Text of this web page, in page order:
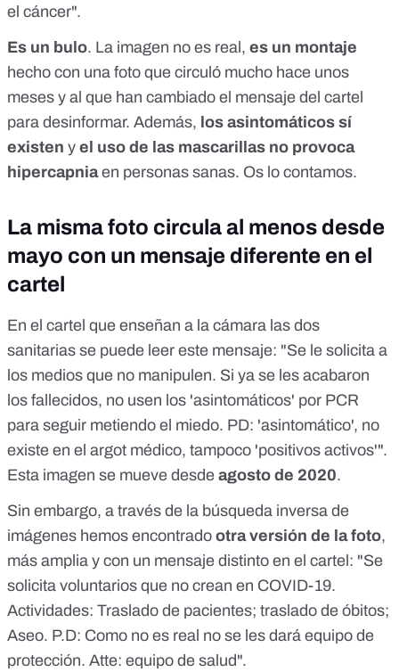
nan&oacute;metros de tama&ntilde;o, como el polvo con el
para un virus u otra cosa, es un &quot;colador&quot; que
bloquea el paso de part&iacute;culas, algo sencillo de
conseguir. Pero filtrar nano-part&iacute;culas a la vez de
permitir pasar suficiente aire para la respiraci&oacute;n
humana nos result&oacute; imposible conseguir. No fuimos
capaces de dise&ntilde;ar y elaborar un filtro capaz de
bloquear semejantes part&iacute;culas sin, en el proceso,
asfixiar al soldado que lo llevar&iacute;a puesto en combate.
especial con membranas compuestas de
que te pones una mascarilla de papel y listo. Todo un grupo
de cient&iacute;ficos durante un a&ntilde;o y medio y nunca
se nos ocurri&oacute; que bastaba con s&oacute;lo bajar al
as&iacute; no es. &iexcl;La mascarilla de papel es un bulo y
una estafa! Si bloqueara virus te asfixiar&iacute;as antes.
Adem&aacute;s de in&uacute;til su uso, es
contraproducente y perjudicial para la salud.<br /> <br />
Cuando se respira, se emite vapor, lo que humedece la
mascarilla. Ya h&uacute;meda, cr&iacute;a virus, bacterias,
hongos y par&aacute;sitos. Y ah&iacute;, en contacto con la
boca y nariz, se concentran y se conservan durante horas y
a partir de ah&iacute; se transportan y desde ah&iacute; se
protege de los virus pero s&iacute; corres el riesgo de
enfermarte debido a todos estos dem&aacute;s
pat&oacute;genos.<br /> <br /> Cuando usas la mascarilla y
exhalas, es decir, arrojas lo que tus pulmones han decidido
que son el desperdicio del metabolismo de tus tejidos, de tus
c&eacute;lulas, que es di&oacute;xido de carbono... tienes
un impedimento para tirarlo, por lo tanto inevitablemente
respiras de vuelta el di&oacute;xido de carbono que acabas
de expulsar. Entonces, la sangre entra en hipercapnia
(exceso de di&oacute;xido de carbono), como primer
el cáncer".
Es un bulo. La imagen no es real, es un montaje
hecho con una foto que circuló mucho hace unos
meses y al que han cambiado el mensaje del cartel
para desinformar. Además, los asintomáticos sí
existen y el uso de las mascarillas no provoca
hipercapniaen personas sanas. Os lo contamos.
La misma foto circula al menos desde
mayo con un mensaje diferente en el
cartel
En el cartel que enseñan a la cámara las dos
sanitarias se puede leer este mensaje: "Se le solicita a
los medios que no manipulen. Si ya se les acabaron
los fallecidos, no usen los 'asintomáticos' por PCR
para seguir metiendo el miedo. PD: 'asintomático', no
existe en el argot médico, tampoco 'positivos activos'".
Esta imagen se mueve desde agosto de 2020.
Sin embargo, a través de la búsqueda inversa de
imágenes hemos encontrado otra versión de la foto,
más amplia y con un mensaje distinto en el cartel: "Se
solicita voluntarios que no crean en COVID-19.
Actividades: Traslado de pacientes; traslado de óbitos;
Aseo. P.D: Como no es real no se les dará equipo de
protección. Atte: equipo de salud".